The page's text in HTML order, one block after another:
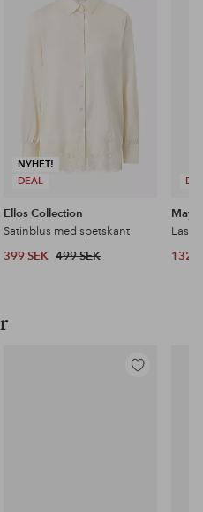
NYHET!
DEAL
i
Ellos Collection
Satinblus med spetskant
399 SEK 499 SEK 132
Lägg